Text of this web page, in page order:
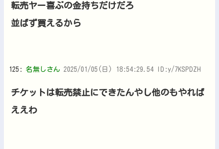
転売ヤー喜ぶの金持ちだけだろ
並ばず買えるから
125: 名無しさん 2025/01/05(日) 18:54:29.54 ID:y/7KSPDZH
チケットは転売禁止にできたんやし他のもやれば
ええわ